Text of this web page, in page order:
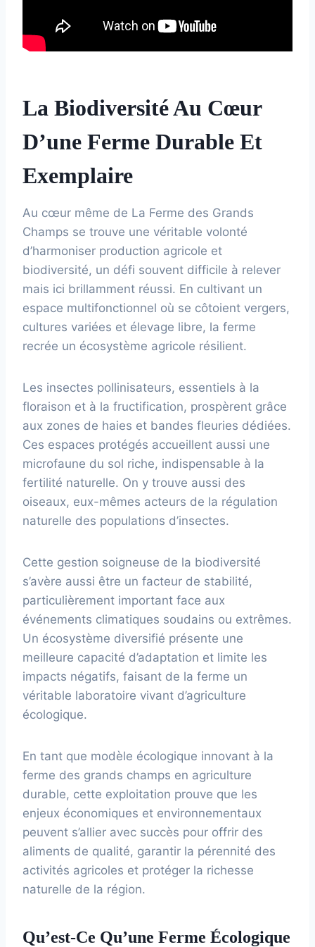
La Biodiversité Au Cœur
D’une Ferme Durable Et
Exemplaire
Au cœur même de La Ferme des Grands
Champs se trouve une véritable volonté
d’harmoniser production agricole et
biodiversité, un défi souvent difficile à relever
mais ici brillamment réussi. En cultivant un
espace multifonctionnel où se côtoient vergers,
cultures variées et élevage libre, la ferme
recrée un écosystème agricole résilient.
Les insectes pollinisateurs, essentiels à la
floraison et à la fructification, prospèrent grâce
aux zones de haies et bandes fleuries dédiées.
Ces espaces protégés accueillent aussi une
microfaune du sol riche, indispensable à la
fertilité naturelle. On y trouve aussi des
oiseaux, eux-mêmes acteurs de la régulation
naturelle des populations d’insectes.
Cette gestion soigneuse de la biodiversité
s’avère aussi être un facteur de stabilité,
particulièrement important face aux
événements climatiques soudains ou extrêmes.
Un écosystème diversifié présente une
meilleure capacité d’adaptation et limite les
impacts négatifs, faisant de la ferme un
véritable laboratoire vivant d’agriculture
écologique.
En tant que modèle écologique innovant à la
ferme des grands champs en agriculture
durable, cette exploitation prouve que les
enjeux économiques et environnementaux
peuvent s’allier avec succès pour offrir des
aliments de qualité, garantir la pérennité des
activités agricoles et protéger la richesse
naturelle de la région.
Qu’est-Ce Qu’une Ferme Écologique